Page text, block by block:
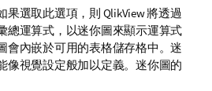
果選取此選項，則 QlikView 將透過
總運算式，以迷你圖來顯示運算式
會內嵌於可用的表格儲存格中。迷
像視覺設定般加以定義。迷你圖的